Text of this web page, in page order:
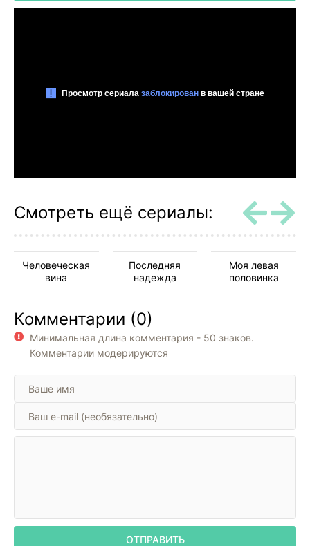
Смотреть ещё сериалы:
Человеческая
вина
Последняя
надежда
Моя левая
половинка
Комментарии (0)
Минимальная длина комментария - 50 знаков.
Комментарии модерируются
ОТПРАВИТЬ